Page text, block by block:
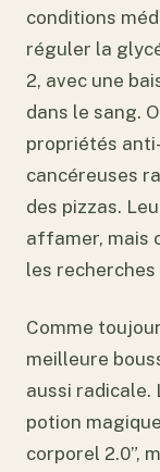
conditions
réguler la
2, avec une
dans le sang.
propriétés
cancéreuses
des pizzas.
affamer, mais
les
Comme
meilleure
aussi radicale.
potion
corporel 2.0”,